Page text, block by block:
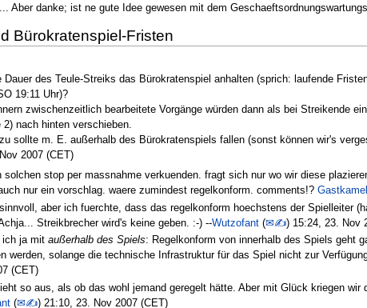
Aber danke; ist ne gute Idee gewesen mit dem
Bürokratenspiel-Fristen
des Teule-Streiks das Bürokratenspiel anhalten (sprich: laufende
19:11 Uhr)?
zwischenzeitlich bearbeitete Vorgänge würden dann als bei Streikende
nach hinten verschieben.
sollte m. E. außerhalb des Bürokratenspiels fallen (sonst können wir's
2007 (CET)
solchen stop per massnahme verkuenden. fragt sich nur wo wir diese
nur ein vorschlag. waere zumindest regelkonform. comments!?Gastkamel
aber ich fuerchte, dass das regelkonform hoechstens der Spielleiter
Streikbrecher wird's keine geben. :-) --Wutzofant(✉✍) 15:24, 23. Nov
ich ja mitaußerhalb des Spiels: Regelkonform von innerhalb des Spiels geht
werden, solange die technische Infrastruktur für das Spiel nicht zur
(CET)
so aus, als ob das wohl jemand geregelt hätte. Aber mit Glück kriegen
(✉✍) 21:10, 23. Nov 2007 (CET)